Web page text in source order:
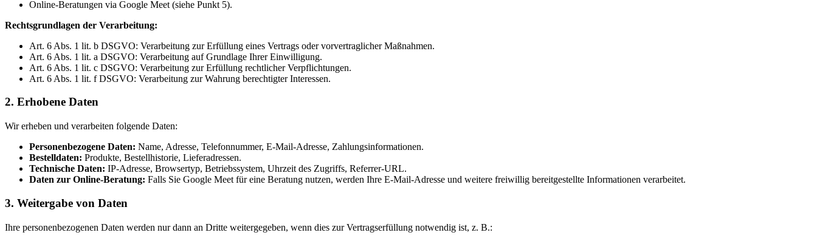
Online-Beratungen via Google Meet (siehe Punkt 5).
Rechtsgrundlagen der Verarbeitung:
Art. 6 Abs. 1 lit. b DSGVO: Verarbeitung zur Erfüllung eines Vertrags oder vorvertraglicher Maßnahmen.
Art. 6 Abs. 1 lit. a DSGVO: Verarbeitung auf Grundlage Ihrer Einwilligung.
Art. 6 Abs. 1 lit. c DSGVO: Verarbeitung zur Erfüllung rechtlicher Verpflichtungen.
Art. 6 Abs. 1 lit. f DSGVO: Verarbeitung zur Wahrung berechtigter Interessen.
2. Erhobene Daten
Wir erheben und verarbeiten folgende Daten:
Personenbezogene Daten: Name, Adresse, Telefonnummer, E-Mail-Adresse, Zahlungsinformationen.
Bestelldaten: Produkte, Bestellhistorie, Lieferadressen.
Technische Daten: IP-Adresse, Browsertyp, Betriebssystem, Uhrzeit des Zugriffs, Referrer-URL.
Daten zur Online-Beratung: Falls Sie Google Meet für eine Beratung nutzen, werden Ihre E-Mail-Adresse und weitere freiwillig bereitgestellte Informationen verarbeitet.
3. Weitergabe von Daten
Ihre personenbezogenen Daten werden nur dann an Dritte weitergegeben, wenn dies zur Vertragserfüllung notwendig ist, z. B.: